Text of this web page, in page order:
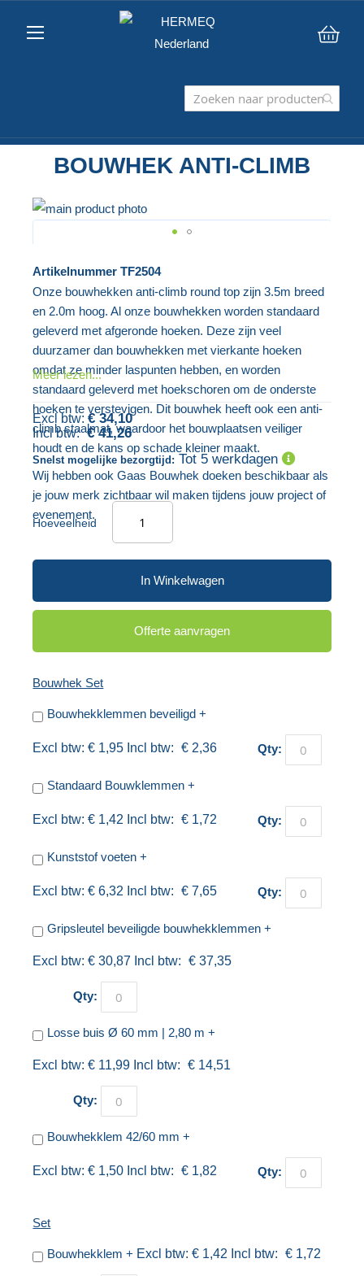
BOUWHEK ANTI-CLIMB
Ga
einde
van
de
afbeeldingen-
naar
het
begin
van
afbeeldingen-
gallerij
Artikelnummer TF2504
Onze bouwhekken anti-climb round top zijn 3.5m breed
en 2.0m hoog. Al onze bouwhekken worden standaard
geleverd met afgeronde hoeken. Deze zijn veel
duurzamer dan bouwhekken met vierkante hoeken
omdat ze minder laspunten hebben, en worden
standaard geleverd met hoekschoren om de onderste
hoeken te verstevigen. Dit bouwhek heeft ook een anti-
climb staalmat, waardoor het bouwplaatsen veiliger
houdt en de kans op schade kleiner maakt.
Wij hebben ook Gaas Bouwhek doeken beschikbaar als
je jouw merk zichtbaar wil maken tijdens jouw project of
evenement.
Meer lezen...
€ 34,10
€ 41,26
Snelst mogelijke bezorgtijd: Tot 5 werkdagen
Hoeveelheid
In Winkelwagen
Offerte aanvragen
Bouwhek Set
Bouwhekklemmen beveiligd +
€ 1,95 € 2,36 Qty:
Standaard Bouwklemmen +
€ 1,42 € 1,72 Qty:
Kunststof voeten +
€ 6,32 € 7,65 Qty:
Gripsleutel beveiligde bouwhekklemmen +
€ 30,87 € 37,35
Qty:
Losse buis Ø 60 mm | 2,80 m +
€ 11,99 € 14,51
Qty:
Bouwhekklem 42/60 mm +
€ 1,50 € 1,82 Qty:
Set
Bouwhekklem + € 1,42 € 1,72